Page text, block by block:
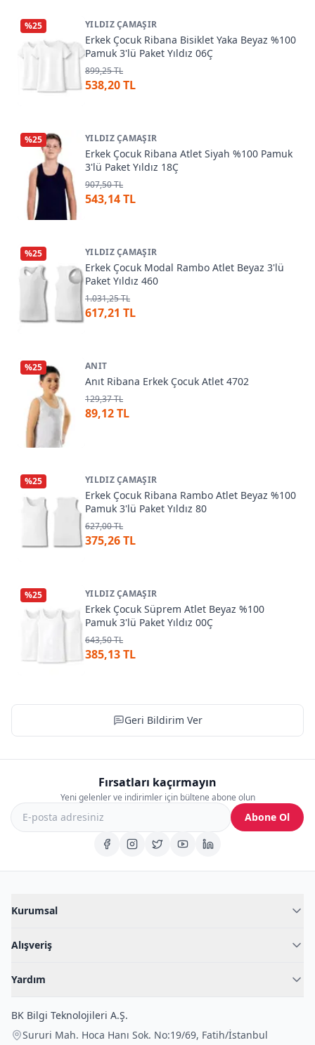
%25 YILDIZ ÇAMAŞIR
Erkek Çocuk Ribana Bisiklet Yaka Beyaz %100
Pamuk 3'lü Paket Yıldız 06Ç
899,25 TL
538,20 TL
%25 YILDIZ ÇAMAŞIR
Erkek Çocuk Ribana Atlet Siyah %100 Pamuk
3'lü Paket Yıldız 18Ç
907,50 TL
543,14 TL
%25 YILDIZ ÇAMAŞIR
Erkek Çocuk Modal Rambo Atlet Beyaz 3'lü
Paket Yıldız 460
1.031,25 TL
617,21 TL
%25 ANIT
Anıt Ribana Erkek Çocuk Atlet 4702
129,37 TL
89,12 TL
%25 YILDIZ ÇAMAŞIR
Erkek Çocuk Ribana Rambo Atlet Beyaz %100
Pamuk 3'lü Paket Yıldız 80
627,00 TL
375,26 TL
%25 YILDIZ ÇAMAŞIR
Erkek Çocuk Süprem Atlet Beyaz %100
Pamuk 3'lü Paket Yıldız 00Ç
643,50 TL
385,13 TL
Geri Bildirim Ver
Fırsatları kaçırmayın
Yeni gelenler ve indirimler için bültene abone olun
Abone Ol
Kurumsal
Blog
İç Giyim Rehberi
Alışveriş
Fantazi İç Giyim
Çocuk İç Giyim
Yardım
İade Politikası
BK Bilgi Teknolojileri A.Ş.
Sururi Mah. Hoca Hanı Sok. No:19/69, Fatih/İstanbul